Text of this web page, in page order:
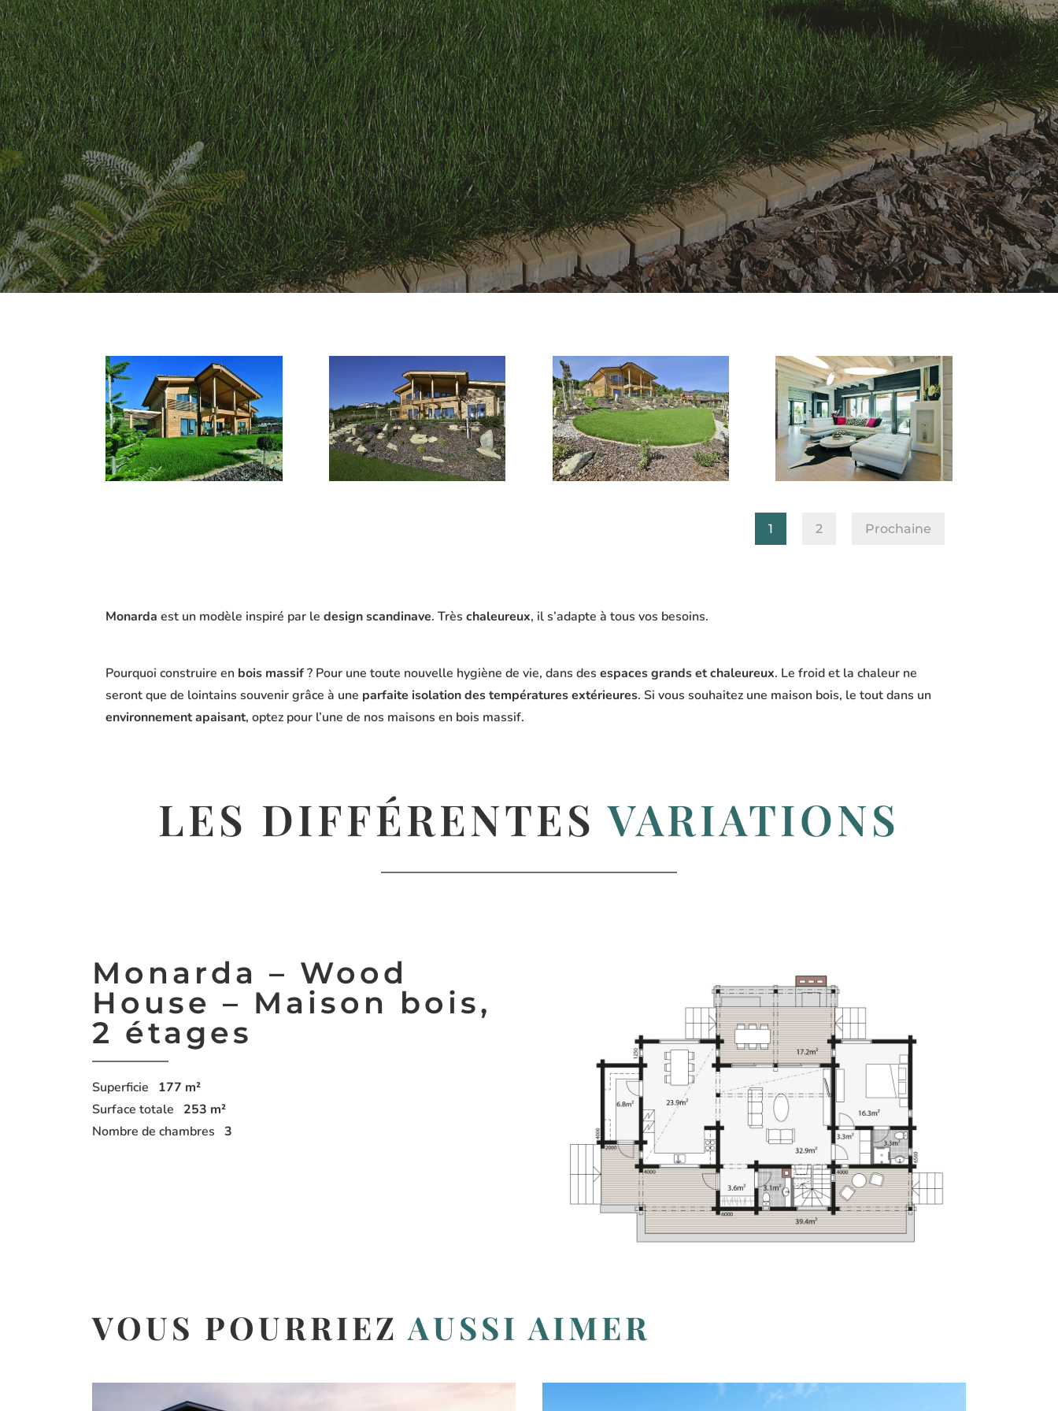
1 2 Prochaine
Monarda est un modèle inspiré par ledesign scandinave. Trèschaleureux, il s’adapte à tous vos besoins.
Pourquoi construire en bois massif? Pour une toute nouvelle hygiène de vie, dans desespaces grands et chaleureux. Le froid et la chaleur ne
seront que de lointains souvenir grâce à une parfaite isolation des températures extérieures. Si vous souhaitez une maison bois, le tout dans un
environnement apaisant, optez pour l’une de nos maisons en bois massif.
LES DIFFÉRENTESVARIATIONS
Monarda – Wood
House – Maison bois,
2 étages
Superficie 177 m²
Surface totale 253 m²
Nombre de chambres 3
VOUS POURRIEZ AUSSI AIMER